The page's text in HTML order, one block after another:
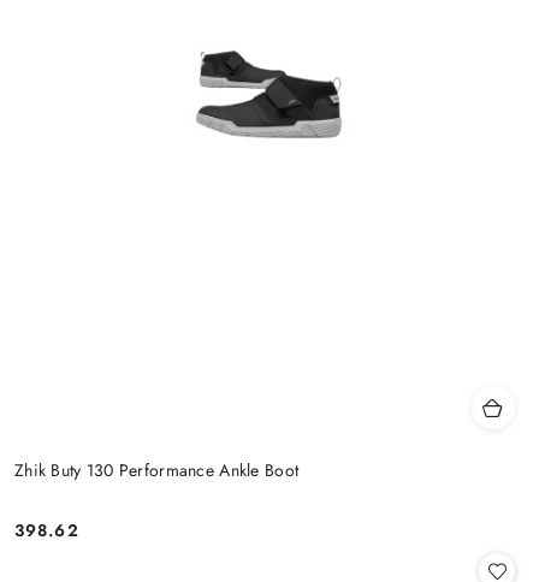
Zhik Buty 130 Performance Ankle Boot
Cena:
398.62